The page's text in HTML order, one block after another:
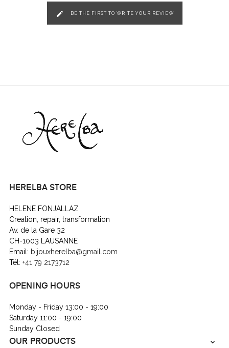
edit BE THE FIRST TO WRITE YOUR REVIEW
HERELBA STORE
HELENE FONJALLAZ
Creation, repair, transformation
Av. de la Gare 32
CH-1003 LAUSANNE
Email: bijouxherelba@gmail.com
Tél: +41 79 2173712
OPENING HOURS
Monday - Friday 13:00 - 19:00
Saturday 11:00 - 19:00
Sunday Closed
OUR PRODUCTS
